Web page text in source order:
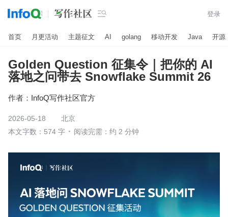
 登录
首页 月更活动 主题征文 AI golang 移动开发 Java 开源
Golden Question 征集令｜把你的 AI
落地之问带去 Snowflake Summit 26
作者： InfoQ写作社区官方
2026-05-18
北京
本文字数：574 字
阅读完需：约 2 分钟